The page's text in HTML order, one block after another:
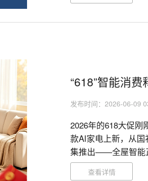
“618”智能消
发布时间：2026-06-09
2026年的618大促
款AI家电上新，从
集推出——全屋智能
么，全屋智能为何会
查看详情